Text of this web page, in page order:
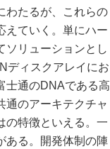
わたるが、これらの
えていく。単にハー
ソリューションとし
ディスクアレイにお
士通のDNAである高
通のアーキテクチャ
の特徴といえる。一
ある。開発体制の陣